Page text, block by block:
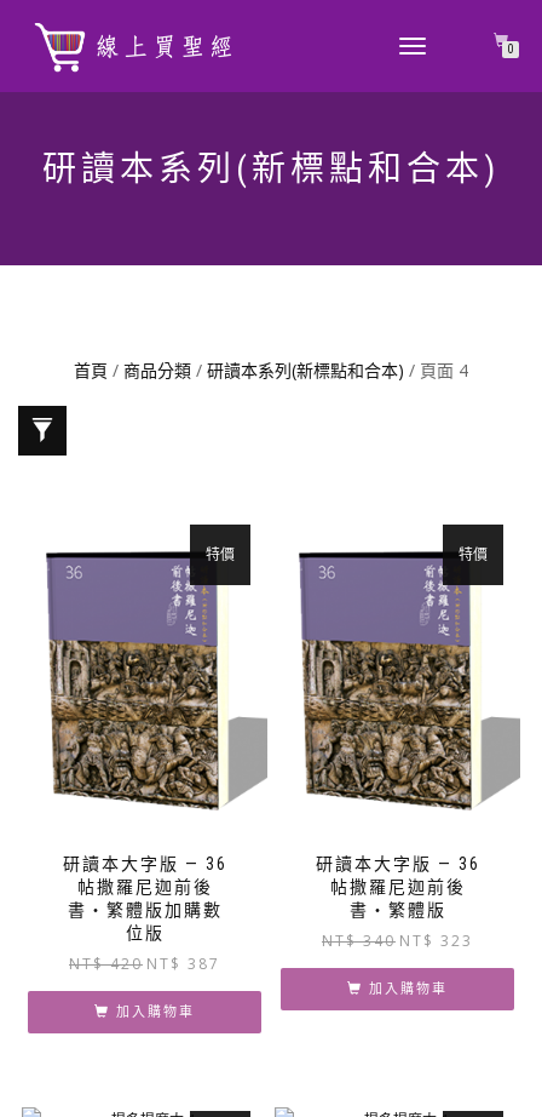
TOGGLE
0
研讀本系列(新標點和合本)
首頁 / 商品分類 / 研讀本系列(新標點和合本) / 頁面 4
研讀本大字版 — 36
帖撒羅尼迦前後
書‧繁體版加購數
位版
特價
NT$420 原
始
價
格：
NT$ 387
前
格：
加入購物車
研讀本大字版 — 36
帖撒羅尼迦前後
書‧繁體版
特價
NT$340 原
始
價
格：
NT$ 323
前
格：
加入購物車